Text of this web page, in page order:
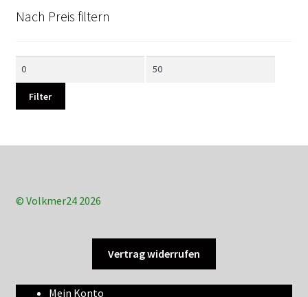
Nach Preis filtern
Filter
© Volkmer24 2026
Vertrag widerrufen
Mein Konto